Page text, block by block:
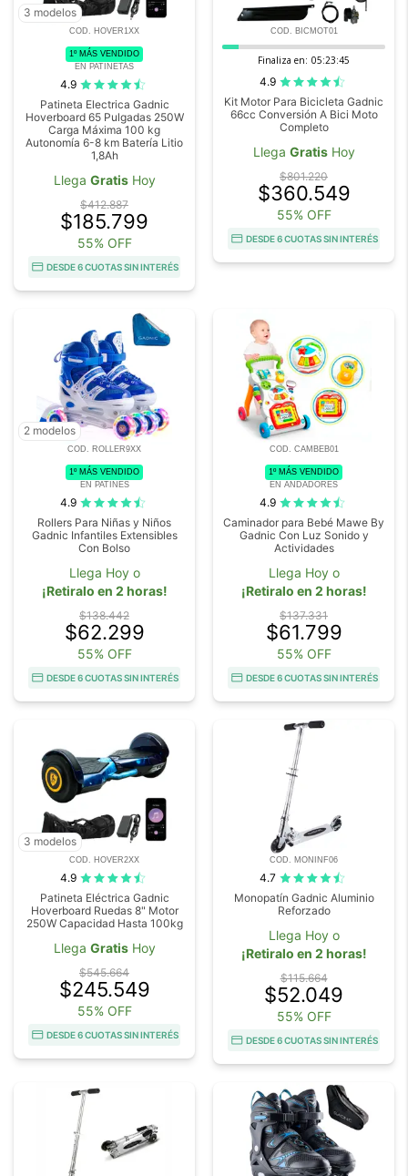
3 modelos
COD. HOVER1XX
1º MÁS VENDIDO
EN PATINETAS
4.9
Patineta Electrica Gadnic
Hoverboard 65 Pulgadas 250W
Carga Máxima 100 kg
Autonomía 6-8 km Batería Litio
1,8Ah
Llega GratisHoy
$412.887
$185.799
55% OFF
DESDE 6 CUOTAS SIN INTERÉS
COD. BICMOT01
Finaliza en: 05:23:45
4.9
Kit Motor Para Bicicleta Gadnic
66cc Conversión A Bici Moto
Completo
Llega GratisHoy
$801.220
$360.549
55% OFF
DESDE 6 CUOTAS SIN INTERÉS
2 modelos
COD. ROLLER9XX
1º MÁS VENDIDO
EN PATINES
4.9
Rollers Para Niñas y Niños
Gadnic Infantiles Extensibles
Con Bolso
Llega Hoy o
¡Retiralo en 2 horas!
$138.442
$62.299
55% OFF
DESDE 6 CUOTAS SIN INTERÉS
COD. CAMBEB01
1º MÁS VENDIDO
EN ANDADORES
4.9
Caminador para Bebé Mawe By
Gadnic Con Luz Sonido y
Actividades
Llega Hoy o
¡Retiralo en 2 horas!
$137.331
$61.799
55% OFF
DESDE 6 CUOTAS SIN INTERÉS
3 modelos
COD. HOVER2XX
4.9
Patineta Eléctrica Gadnic
Hoverboard Ruedas 8" Motor
250W Capacidad Hasta 100kg
Llega GratisHoy
$545.664
$245.549
55% OFF
DESDE 6 CUOTAS SIN INTERÉS
COD. MONINF06
4.7
Monopatín Gadnic Aluminio
Reforzado
Llega Hoy o
¡Retiralo en 2 horas!
$115.664
$52.049
55% OFF
DESDE 6 CUOTAS SIN INTERÉS